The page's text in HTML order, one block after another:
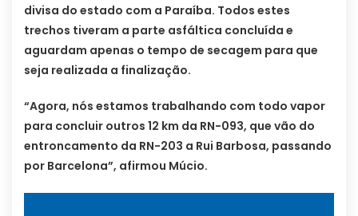
divisa do estado com a Paraíba. Todos estes
trechos tiveram a parte asfáltica concluída e
aguardam apenas o tempo de secagem para que
seja realizada a finalização.
“Agora, nós estamos trabalhando com todo vapor
para concluir outros 12 km da RN-093, que vão do
entroncamento da RN-203 a Rui Barbosa, passando
por Barcelona”, afirmou Múcio.